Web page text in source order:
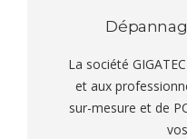
La société
et aux
sur-mesure et de